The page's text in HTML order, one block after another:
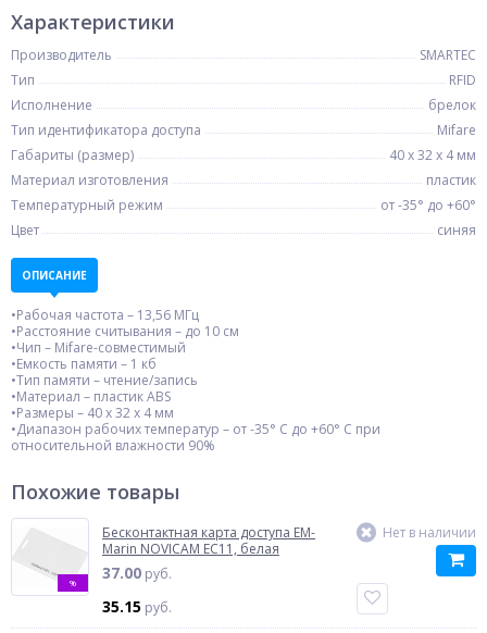
Характеристики
Производитель
SMARTEC
Тип
RFID
Исполнение
брелок
Тип идентификатора доступа
Mifare
Габариты (размер)
40 х 32 х 4 мм
Материал изготовления
пластик
Температурный режим
от -35° до +60°
Цвет
синяя
ОПИСАНИЕ
•Рабочая частота – 13,56 МГц
•Расстояние считывания – до 10 см
•Чип – Mifare-совместимый
•Емкость памяти – 1 кб
•Тип памяти – чтение/запись
•Материал – пластик ABS
•Размеры – 40 х 32 х 4 мм
•Диапазон рабочих температур – от -35° С до +60° С при
относительной влажности 90%
Похожие товары
%
Бесконтактная карта доступа EM-
Marin NOVICAM EC11, белая
37.00 руб.
35.15 руб.
Нет в наличии